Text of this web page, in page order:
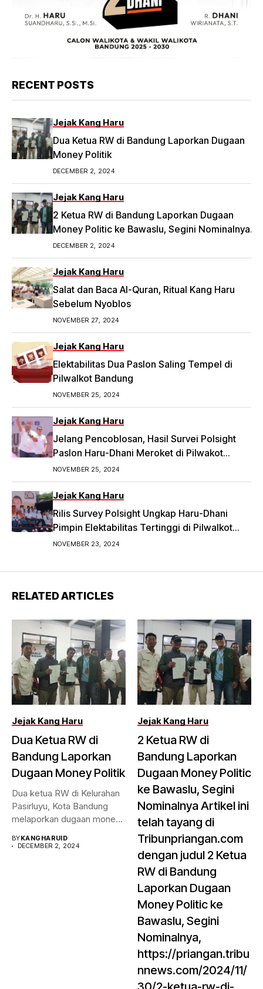
RECENT POSTS
Jejak Kang Haru
Dua Ketua RW di Bandung Laporkan Dugaan
Money Politik
DECEMBER 2, 2024
Jejak Kang Haru
2 Ketua RW di Bandung Laporkan Dugaan
Money Politic ke Bawaslu, Segini Nominalnya
Artikel ini telah tayang di Tribunpriangan.com
dengan judul 2 Ketua RW di Bandung Laporkan
Dugaan Money Politic ke Bawaslu, Segini
Nominalnya,
https://priangan.tribunnews.com/2024/11/30/2-
money-politic-ke-bawaslu-segini-nominalnya.
DECEMBER 2, 2024
Jejak Kang Haru
Salat dan Baca Al-Quran, Ritual Kang Haru
Sebelum Nyoblos
NOVEMBER 27, 2024
Jejak Kang Haru
Elektabilitas Dua Paslon Saling Tempel di
Pilwalkot Bandung
NOVEMBER 25, 2024
Jejak Kang Haru
Jelang Pencoblosan, Hasil Survei Polsight
Paslon Haru-Dhani Meroket di Pilwakot
Bandung
NOVEMBER 25, 2024
Jejak Kang Haru
Rilis Survey Polsight Ungkap Haru-Dhani
Pimpin Elektabilitas Tertinggi di Pilwalkot
Bandung 2024
NOVEMBER 23, 2024
RELATED ARTICLES
Jejak Kang Haru
Dua Ketua RW di
Bandung Laporkan
Dugaan Money Politik
Dua ketua RW di Kelurahan
Pasirluyu, Kota Bandung
melaporkan dugaan money
BYKANGHARUID
DECEMBER 2, 2024
Jejak Kang Haru
2 Ketua RW di
Bandung Laporkan
Dugaan Money Politic
ke Bawaslu, Segini
Nominalnya Artikel ini
telah tayang di
Tribunpriangan.com
dengan judul 2 Ketua
RW di Bandung
Laporkan Dugaan
Money Politic ke
Bawaslu, Segini
Nominalnya,
https://priangan.tribu
nnews.com/2024/11/